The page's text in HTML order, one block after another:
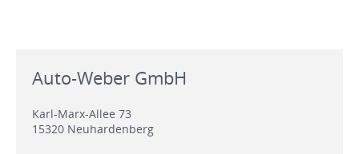
Auto-Weber GmbH
Karl-Marx-Allee 73
15320 Neuhardenberg